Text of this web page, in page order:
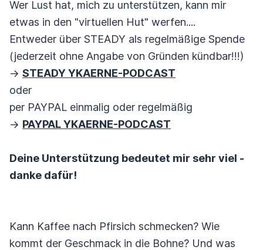
Wer Lust hat, mich zu unterstützen, kann mir
etwas in den "virtuellen Hut" werfen....
Entweder über STEADY als regelmäßige Spende
(jederzeit ohne Angabe von Gründen kündbar!!!)
-> STEADY YKAERNE-PODCAST
oder
per PAYPAL einmalig oder regelmäßig
-> PAYPAL YKAERNE-PODCAST
Deine Unterstützung bedeutet mir sehr viel -
danke dafür!
Kann Kaffee nach Pfirsich schmecken? Wie
kommt der Geschmack in die Bohne? Und was